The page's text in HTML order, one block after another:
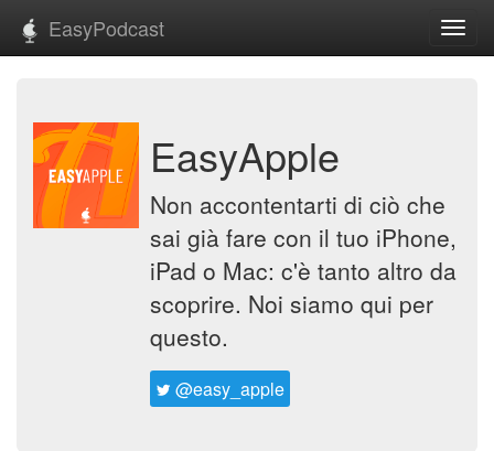
EasyPodcast
EasyApple
Non accontentarti di ciò che
sai già fare con il tuo iPhone,
iPad o Mac: c'è tanto altro da
scoprire. Noi siamo qui per
questo.
@easy_apple